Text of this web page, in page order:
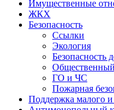
Имущественные
ЖКХ
Безопасность
Ссылки
Экология
Безопасность
ГО и ЧС
Пожарная
Поддержка малого и